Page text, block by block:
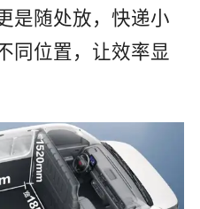
是随处放，快递小
同位置，让效率显